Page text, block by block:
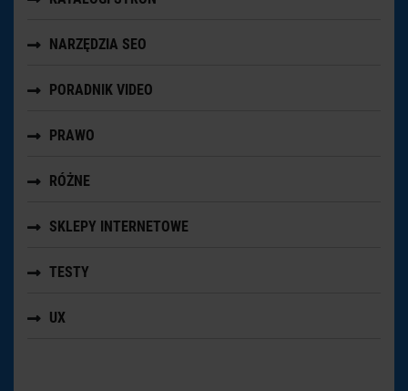
NARZĘDZIA SEO
PORADNIK VIDEO
PRAWO
RÓŻNE
SKLEPY INTERNETOWE
TESTY
UX